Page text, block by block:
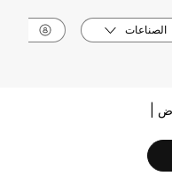
الصناعات